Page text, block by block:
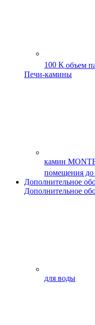
100 К объем
Печи-камины
камин
помещения
Дополнительное
Дополнительное
для воды